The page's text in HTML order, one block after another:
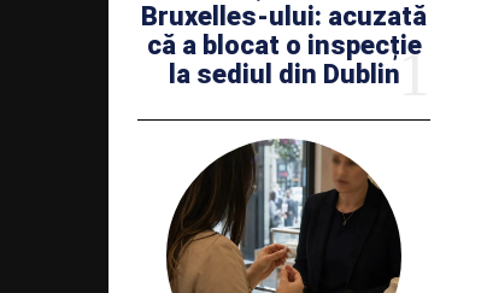
Bruxelles-ului: acuzată
că a blocat o inspecție
la sediul din Dublin